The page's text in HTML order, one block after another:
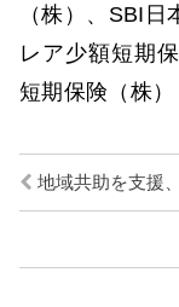
（株）、SBI
レア少額短期
短期保険（株）
地域共助を支援